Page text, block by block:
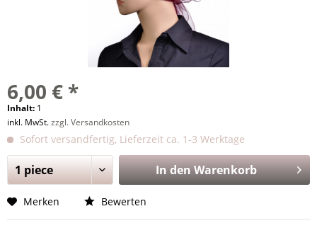
6,00 € *
Inhalt: 1
inkl. MwSt.zzgl. Versandkosten
Sofort versandfertig, Lieferzeit ca. 1-3 Werktage
In denWarenkorb
Merken Bewerten